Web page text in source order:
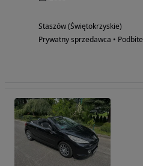
Staszów (Świętokrzyskie)
Prywatny sprzedawca • Podbite